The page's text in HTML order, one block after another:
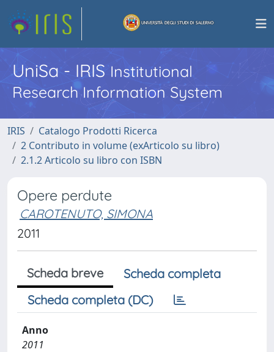
UniSa - IRISInstitutional
Research Information System
IRIS
Catalogo Prodotti Ricerca
2 Contributo in volume (exArticolo su libro)
2.1.2 Articolo su libro con ISBN
Opere perdute
CAROTENUTO, SIMONA
2011
Scheda breve
Scheda completa
Scheda completa (DC)
Anno
2011